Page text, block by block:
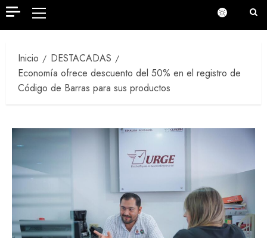
Menú
principal
Inicio
DESTACADAS
Economía ofrece descuento del 50% en el registro de
Código de Barras para sus productos